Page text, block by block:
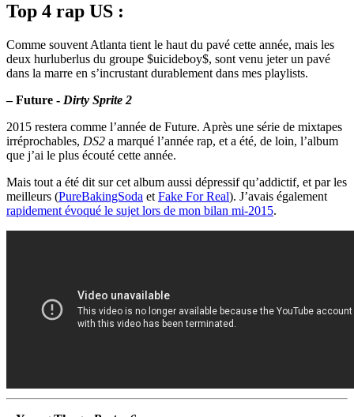
Top 4 rap US :
Comme souvent Atlanta tient le haut du pavé cette année, mais les
deux hurluberlus du groupe $uicideboy$, sont venu jeter un pavé
dans la marre en s’incrustant durablement dans mes playlists.
– Future - Dirty Sprite 2
2015 restera comme l’année de Future. Après une série de mixtapes
irréprochables, DS2 a marqué l’année rap, et a été, de loin, l’album
que j’ai le plus écouté cette année.
Mais tout a été dit sur cet album aussi dépressif qu’addictif, et par les
meilleurs (PureBakingSoda et Fake For Real). J’avais également
rapidement évoqué le sujet lors de mon bilan mi-2015.